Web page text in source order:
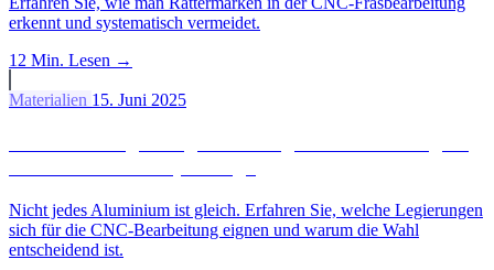
erkennt und systematisch vermeidet.
12 Min. Lesen →
Materialien 15. Juni 2025
Nicht jedes Aluminium ist gleich. Erfahren Sie, welche Legierungen
sich für die CNC-Bearbeitung eignen und warum die Wahl
entscheidend ist.